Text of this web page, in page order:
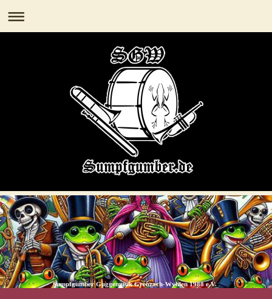
Sumpfgumber Guggemusik Grenzach-Wyhlen 1988 e.V.